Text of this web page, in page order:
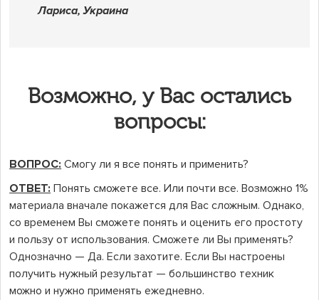
Лариса, Украина
Возможно, у Вас остались
вопросы:
ВОПРОС: Смогу ли я все понять и применить?
ОТВЕТ: Понять сможете все. Или почти все. Возможно 1%
материала вначале покажется для Вас сложным. Однако,
со временем Вы сможете понять и оценить его простоту
и пользу от использования. Сможете ли Вы применять?
Однозначно — Да. Если захотите. Если Вы настроены
получить нужный результат — большинство техник
можно и нужно применять ежедневно.